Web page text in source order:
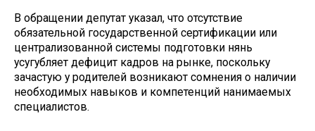
В обращении депутат указал, что отсутствие
обязательной государственной сертификации или
централизованной системы подготовки нянь
усугубляет дефицит кадров на рынке, поскольку
зачастую у родителей возникают сомнения о наличии
необходимых навыков и компетенций нанимаемых
специалистов.